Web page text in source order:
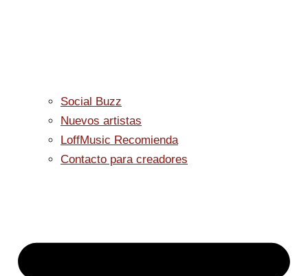
Social Buzz
Nuevos artistas
LoffMusic Recomienda
Contacto para creadores